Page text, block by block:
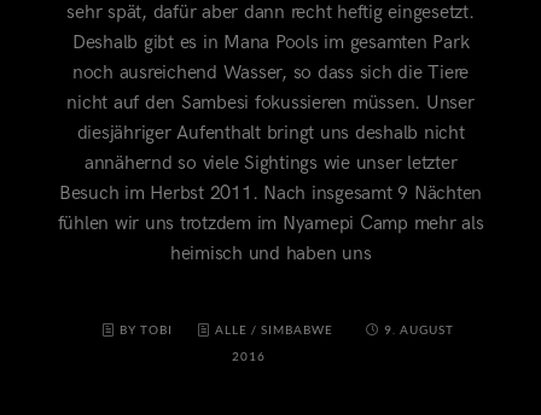
sehr spät, dafür aber dann recht heftig eingesetzt.
Deshalb gibt es in Mana Pools im gesamten Park
noch ausreichend Wasser, so dass sich die Tiere
nicht auf den Sambesi fokussieren müssen. Unser
diesjähriger Aufenthalt bringt uns deshalb nicht
annähernd so viele Sightings wie unser letzter
Besuch im Herbst 2011. Nach insgesamt 9 Nächten
fühlen wir uns trotzdem im Nyamepi Camp mehr als
heimisch und haben uns
BY TOBI ALLE / SIMBABWE
9. AUGUST
2016